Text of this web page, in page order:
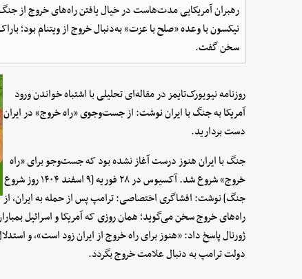
رهبران آمریکایی مدت‌هاست در خیال یافتن راه‌های خروج از
نیکسون با وعده «صلح با عزت» به‌دنبال خروج از ویتنام بود؛
سخن گفت.
روزنامه نیویورک‌تایمز در مقاله‌ای تحلیلی با اشتباه خواندن ورود
آمریکا به جنگ با ایران نوشت: از جست‌وجوی «راه خروج» در ایران
دست بردارید.
جنگ با ایران هنوز درست آغاز نشده بود که جست‌وجو برای «راه
خروج» شروع شد. آکسیوس در ۲۸ فوریه [۹ اسفند ۱۴۰۴ روز شروع
جنگ] نوشت: افشاگری اختصاصی: ترامپ پس از حمله به ایران، از
راه‌های خروج سخن می‌گوید؛ همان روزی که آمریکا و اسرائیل
ژورنال پاسخ داد: «هنوز برای راه خروج از ایران زود است»، و
دولت ترامپ به دنبال علامت خروج بگردد.